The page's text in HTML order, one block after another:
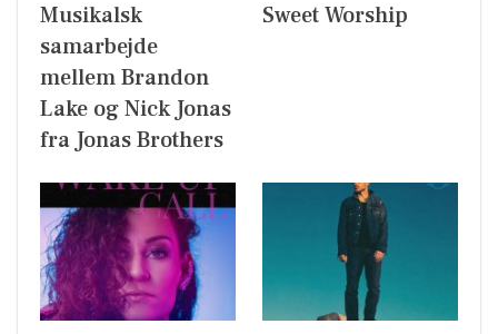
Musikalsk
samarbejde
mellem Brandon
Lake og Nick Jonas
fra Jonas Brothers
Sweet Worship